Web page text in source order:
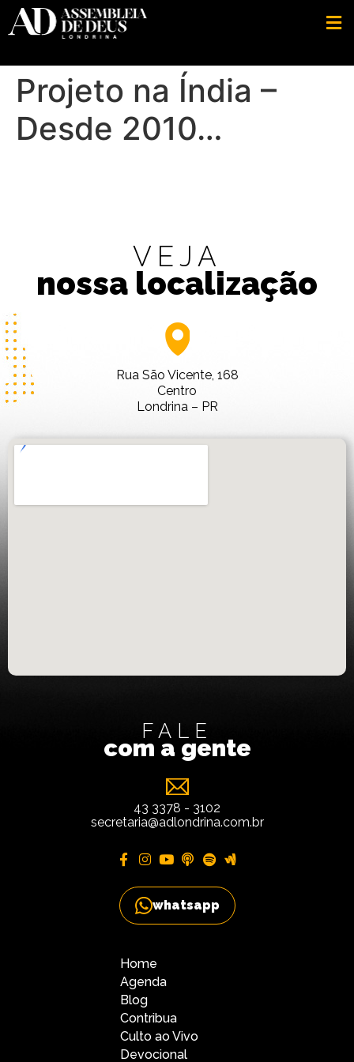
Projeto na Índia –
Desde 2010…
VEJA
nossa localização
Rua São Vicente, 168
Centro
Londrina – PR
FALE
com a gente
43 3378 - 3102
secretaria@adlondrina.com.br
whatsapp
Home
Agenda
Blog
Contribua
Culto ao Vivo
Devocional